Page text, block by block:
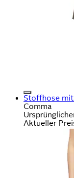
Stoffhose mit
Comma
Aktueller